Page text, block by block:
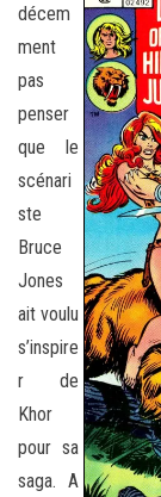
décem
ment
pas
penser
que le
scénari
ste
Bruce
Jones
ait voulu
s’inspire
r de
Khor
pour sa
saga. A